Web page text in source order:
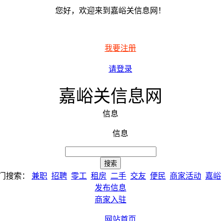
您好，欢迎来到嘉峪关信息网！
我要注册
请登录
嘉峪关信息网
信息
信息
搜索： 兼职 招聘 零工 租房 二手 交友 便民 商家活动 嘉
发布信息
商家入驻
网站首页